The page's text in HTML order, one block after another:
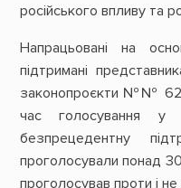
російського впливу та
Напрацьовані на
підтримані
законопроєкти №№
час голосування у
безпрецедентну
проголосували понад
проголосував проти і